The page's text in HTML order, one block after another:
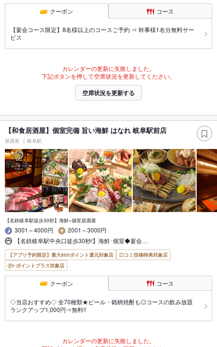
クーポン コース
【宴会コース限定】8名様以上のコースご予約 ⇒ 幹事様1名分無料サー
ビス
カレンダーの更新に失敗しました。
下記ボタンを押して空席状況を更新してください。
空席状況を更新する
【和食居酒屋】個室完備 旨い海鮮 はなれ 岐阜駅前店
居酒屋 岐阜駅
【名鉄岐阜駅徒歩30秒】海鮮×個室居酒屋
3001～4000円
2001～3000円
【名鉄岐阜駅中央口徒歩30秒!】海鮮･個室◆宴会…
【アプリ予約限定】最大800ポイント還元対象店
口コミ投稿特典対象店
ポイントプラス対象店
クーポン コース
◇当店おすすめ◇ 全70種類★ビール・銘柄焼酎も◎コースの飲み放題
ランクアップ1,000円⇒無料!!
カレンダーの更新に失敗しました。